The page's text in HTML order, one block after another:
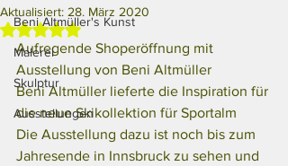
Beni Altmüller's Kunst
Malerei
Skulptur
Ausstellungen
Aktualisiert: 28. März 2020
Mit NaN von 5 Sternen bewertet.
Aufregende Shoperöffnung mit
Ausstellung von Beni Altmüller
Beni Altmüller lieferte die Inspiration für
die neue Skikollektion für Sportalm
Die Ausstellung dazu ist noch bis zum
Jahresende in Innsbruck zu sehen und